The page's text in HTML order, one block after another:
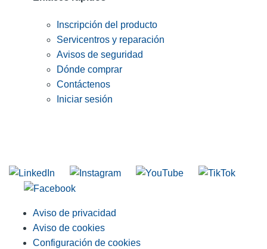
Inscripción del producto
Servicentros y reparación
Avisos de seguridad
Dónde comprar
Contáctenos
Iniciar sesión
Aviso de privacidad
Aviso de cookies
Configuración de cookies